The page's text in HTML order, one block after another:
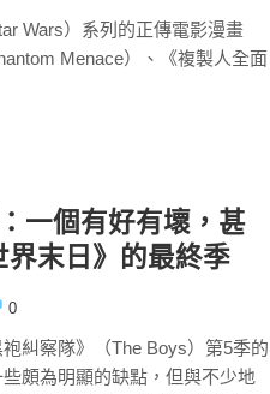
Wars）系列的正傳電影漫畫
Menace）、《複製人全面
一個有好有壞，甚
末日》的最終季
0
糾察隊》（The Boys）第5季的
頗為明顯的缺點，但與不少地